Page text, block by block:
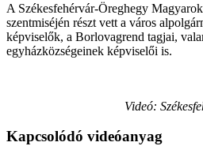
A Székesfehérvár-Öreghegy
szentmiséjén részt vett a város
képviselők, a Borlovagrend tagjai,
egyházközségeinek képviselői is.
Videó:
Kapcsolódó videóanyag